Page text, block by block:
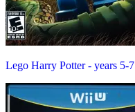
Lego Harry Potter - years 5-7